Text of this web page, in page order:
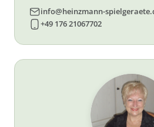
info@heinzmann-
+49 176 21067702